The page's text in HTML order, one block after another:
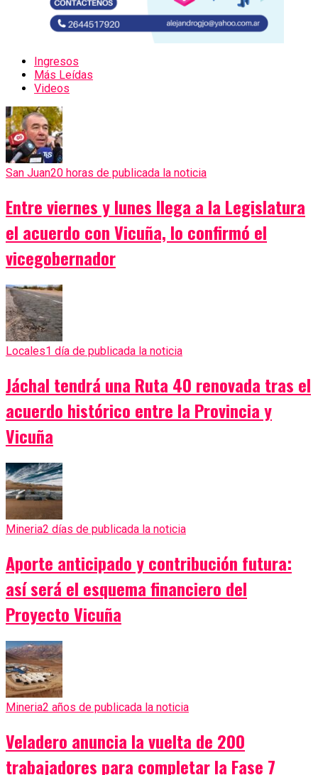
Ingresos
Más Leídas
Videos
San Juan20 horas de publicada la noticia
Entre viernes y lunes llega a la Legislatura
el acuerdo con Vicuña, lo confirmó el
vicegobernador
Locales1 día de publicada la noticia
Jáchal tendrá una Ruta 40 renovada tras el
acuerdo histórico entre la Provincia y
Vicuña
Mineria2 días de publicada la noticia
Aporte anticipado y contribución futura:
así será el esquema financiero del
Proyecto Vicuña
Mineria2 años de publicada la noticia
Veladero anuncia la vuelta de 200
trabajadores para completar la Fase 7